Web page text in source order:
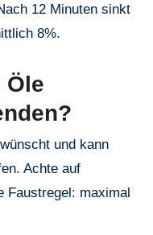
12 Minuten sinkt
8%.
Öle
und kann
Achte auf
Faustregel: maximal